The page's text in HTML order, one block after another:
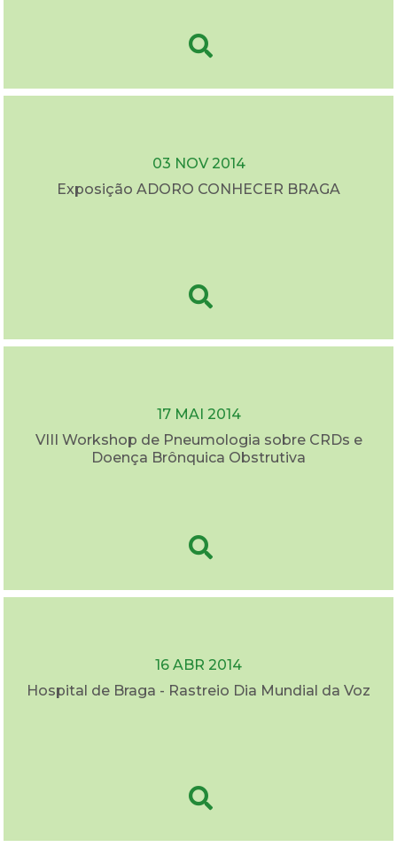
03 NOV 2014
Exposição ADORO CONHECER BRAGA
17 MAI 2014
VIII Workshop de Pneumologia sobre CRDs e
Doença Brônquica Obstrutiva
16 ABR 2014
Hospital de Braga - Rastreio Dia Mundial da Voz